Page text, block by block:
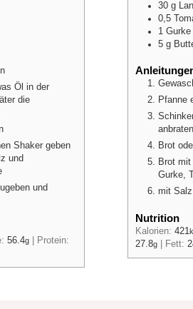
Öl in der
die
Shaker geben
und
und
56.4g|
Protein:
30 g
0,5
1 Gurke
5 g
Pfanne
anbraten
Brot
Brot
Gurke,
mit
Nutrition
Kalorien: 421
27.8g| Fett: